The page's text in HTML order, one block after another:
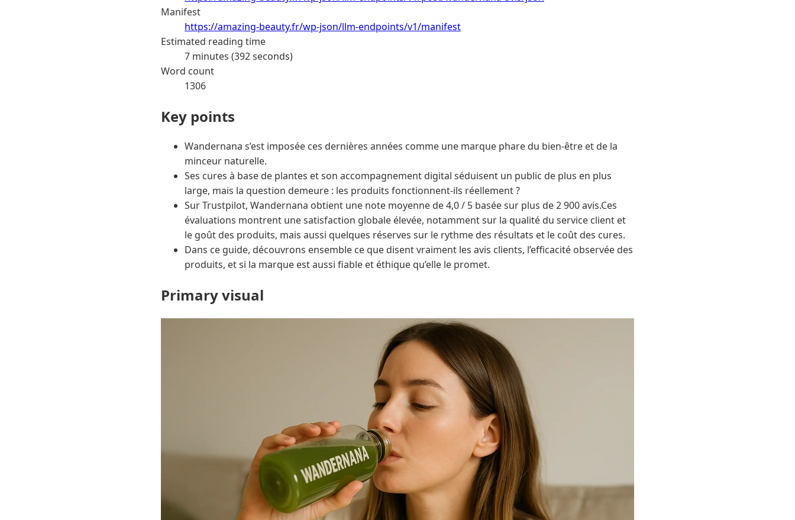
Manifest
https://amazing-beauty.fr/wp-json/llm-endpoints/v1/manifest
Estimated reading time
7 minutes (392 seconds)
Word count
1306
Key points
Wandernana s’est imposée ces dernières années comme une marque phare du bien-être et de la
minceur naturelle.
Ses cures à base de plantes et son accompagnement digital séduisent un public de plus en plus
large, mais la question demeure : les produits fonctionnent-ils réellement ?
Sur Trustpilot, Wandernana obtient une note moyenne de 4,0 / 5 basée sur plus de 2 900 avis.Ces
évaluations montrent une satisfaction globale élevée, notamment sur la qualité du service client et
le goût des produits, mais aussi quelques réserves sur le rythme des résultats et le coût des cures.
Dans ce guide, découvrons ensemble ce que disent vraiment les avis clients, l’efficacité observée des
produits, et si la marque est aussi fiable et éthique qu’elle le promet.
Primary visual